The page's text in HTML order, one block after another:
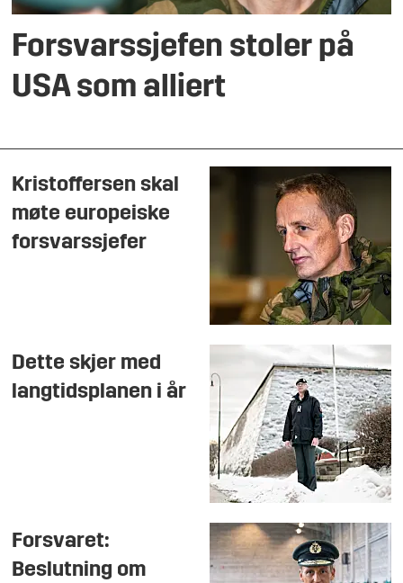
Forsvarssjefen stoler på
USA som alliert
Kristoffersen skal
møte europeiske
forsvarssjefer
Dette skjer med
langtidsplanen i år
Forsvaret:
Beslutning om